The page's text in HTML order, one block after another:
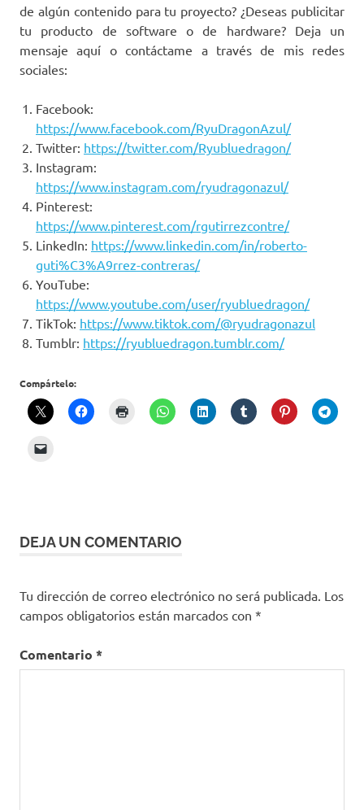
de algún contenido para tu proyecto? ¿Deseas publicitar
tu producto de software o de hardware? Deja un
mensaje aquí o contáctame a través de mis redes
sociales:
Facebook:
https://www.facebook.com/RyuDragonAzul/
Twitter: https://twitter.com/Ryubluedragon/
Instagram:
https://www.instagram.com/ryudragonazul/
Pinterest:
https://www.pinterest.com/rgutirrezcontre/
LinkedIn: https://www.linkedin.com/in/roberto-
guti%C3%A9rrez-contreras/
YouTube:
https://www.youtube.com/user/ryubluedragon/
TikTok: https://www.tiktok.com/@ryudragonazul
Tumblr: https://ryubluedragon.tumblr.com/
Compártelo:
DEJA UN COMENTARIO
Tu dirección de correo electrónico no será publicada. Los
campos obligatorios están marcados con *
Comentario *